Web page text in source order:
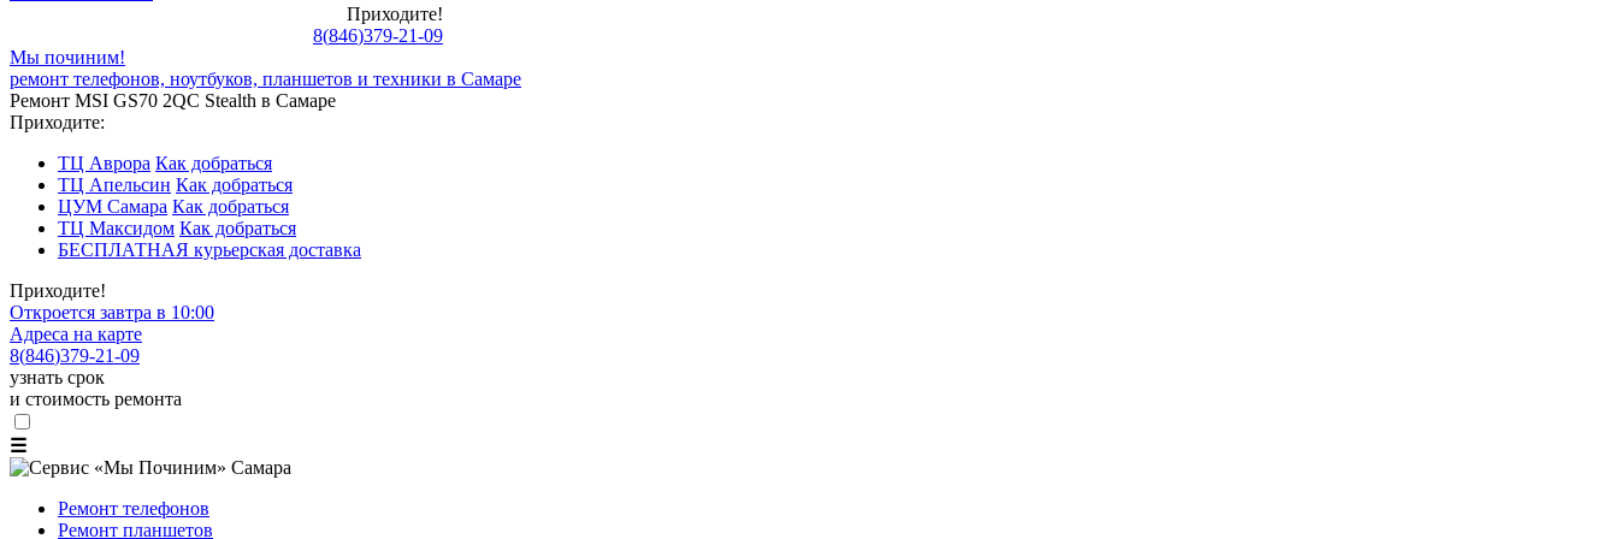
Приходите!
8(846)379-21-09
Мы починим!
ремонт телефонов, ноутбуков, планшетов и техники в Самаре
Ремонт MSI GS70 2QC Stealth в Самаре
Приходите:
ТЦ Аврора Как добраться
ТЦ Апельсин Как добраться
ЦУМ Самара Как добраться
ТЦ Максидом Как добраться
БЕСПЛАТНАЯ курьерская доставка
Приходите!
Откроется завтра в 10:00
Адреса на карте
8(846)379-21-09
узнать срок
и стоимость ремонта
☰
Ремонт телефонов
Ремонт планшетов